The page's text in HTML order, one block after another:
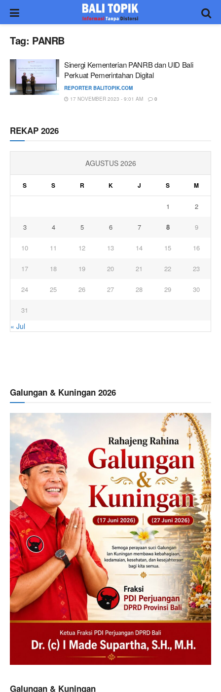
Tag: PANRB
Sinergi Kementerian PANRB dan UID Bali
Perkuat Pemerintahan Digital
REPORTER BALITOPIK.COM
17 NOVEMBER 2023 - 9:01 AM
0
REKAP 2026
AGUSTUS 2026
S S R K J S M
1 2
3 4 5 6 7 8 9
10 11 12 13 14 15 16
17 18 19 20 21 22 23
24 25 26 27 28 29 30
31
« Jul
Galungan & Kuningan 2026
Galungan & Kuningan